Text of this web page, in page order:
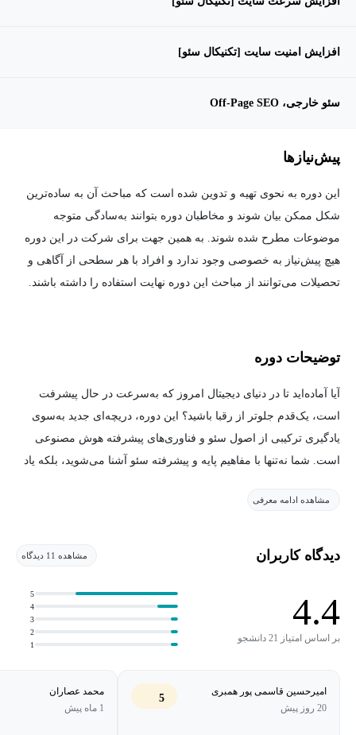
افزایش امنیت سایت [تکنیکال سئو]
سئو خارجی، Off-Page SEO
پیش‌نیاز‌ها
این دوره به نحوی تهیه و تدوین شده است که مباحث آن به ساده‌ترین
شکل ممکن بیان شوند و مخاطبان دوره بتوانند به‌سادگی متوجه
موضوعات مطرح شده شوند. به همین جهت برای شرکت در این دوره
هیچ پیش‌نیاز به خصوصی وجود ندارد و افراد با هر سطحی از آگاهی و
تحصیلات می‌توانند از مباحث این دوره نهایت استفاده را داشته باشند.
توضیحات دوره
آیا آماده‌اید تا در دنیای دیجیتال امروز که به‌سرعت در حال پیشرفت
است، یک‌قدم جلوتر از رقبا باشید؟ این دوره، دریچه‌ای جدید به‌سوی
یادگیری ترکیبی از اصول سئو و فناوری‌های پیشرفته هوش مصنوعی
است. شما نه‌تنها با مفاهیم پایه و پیشرفته سئو آشنا می‌شوید، بلکه یاد
بهینه‌سازی وب‌سایت‌ها استفاده کنید و عملکرد آن‌ها را در نتایج جستجو
در سال ۲۰۲۵، سئو دیگر تنها بر اساس تجربه و تحلیل‌های دستی نیست؛
این علم با تکنولوژی‌های پیشرفته گره‌خورده است. این دوره برای
کسانی طراحی شده است که می‌خواهند از جدیدترین روش‌ها و
ابزارهای دنیای دیجیتال بهره ببرند و درک عمیق‌تری از رفتار کاربران،
چرا این دوره منحصربه‌فرد است؟
مشاهده ادامه معرفی
دیدگاه کاربران مشاهده 11 دیدگاه
4.4
بر اساس امتیاز 21 دانشجو
1
2
3
4
5
امیرحسین قاسمی پور همبری
20 روز پیش
5
محمد عصاران
1 ماه پیش